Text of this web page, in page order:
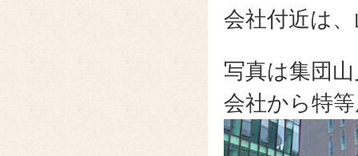
会社付近は
写真は集団
会社から特